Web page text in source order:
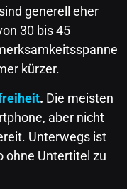
generell eher
30 bis 45
kürzer.
. Die meisten
aber nicht
Unterwegs ist
ohne Untertitel zu